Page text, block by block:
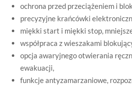
ochrona przed przeciążeniem i
precyzyjne krańcówki
miękki start i miękki stop,
współpraca z wieszakami
opcja awaryjnego otwierania
ewakuacji,
funkcje antyzamarzaniowe,